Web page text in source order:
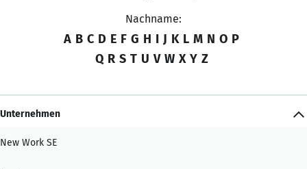
Nachname:
A B C D E F G H I J K L M N O P
Q R S T U V W X Y Z
Unternehmen
New Work SE